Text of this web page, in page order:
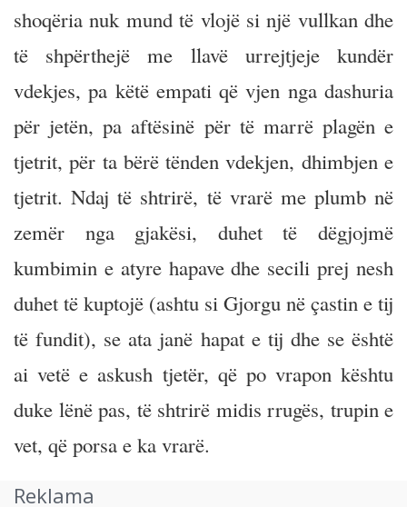
shoqëria nuk mund të vlojë si një vullkan dhe
të shpërthejë me llavë urrejtjeje kundër
vdekjes, pa këtë empati që vjen nga dashuria
për jetën, pa aftësinë për të marrë plagën e
tjetrit, për ta bërë tënden vdekjen, dhimbjen e
tjetrit. Ndaj të shtrirë, të vrarë me plumb në
zemër nga gjakësi, duhet të dëgjojmë
kumbimin e atyre hapave dhe secili prej nesh
duhet të kuptojë (ashtu si Gjorgu në çastin e tij
të fundit), se ata janë hapat e tij dhe se është
ai vetë e askush tjetër, që po vrapon kështu
duke lënë pas, të shtrirë midis rrugës, trupin e
vet, që porsa e ka vrarë.
Reklama